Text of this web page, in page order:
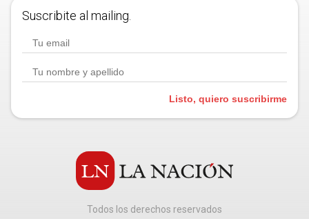
Suscribite al mailing.
Listo, quiero suscribirme
Todos los derechos reservados